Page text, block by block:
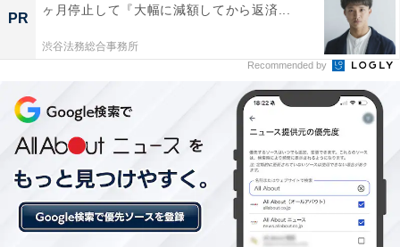
札幌市北区「屯田公園」は入場・駐車場ともに無
料！ バリアフリー対応・24時間通年開放の使いや
すい地区公園
PR
ヶ月停止して『大幅に減額してから返済...
渋谷法務総合事務所
Recommended by